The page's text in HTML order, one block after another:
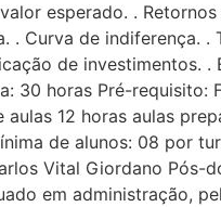
esperado. .
. Curva de indiferença.
de investimentos.
30 horas Pré-requisito:
12 horas aulas
de alunos: 08 por
Vital Giordano Pós-
em administração,